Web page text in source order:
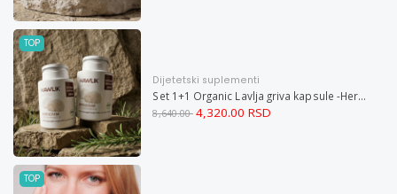
TOP
Dijetetski suplementi
Set 1+1 Organic Lavlja griva kapsule -Hericium ekstrakt 60
8,640.00 4,320.00 RSD
TOP